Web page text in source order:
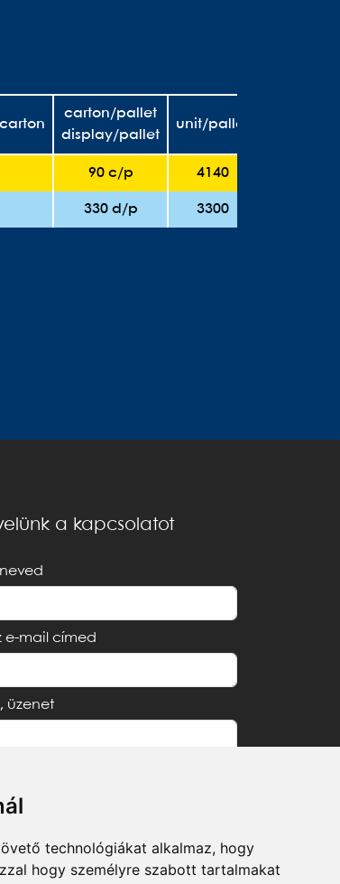
technológiákat alkalmaz, hogy
hogy személyre szabott tartalmakat
carton/pallet
display/pallet
unit/pallet
90 c/p 4140
330 d/p 3300
a kapcsolatot
e-mail címed
üzenet